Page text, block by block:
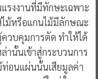
รงงานที่มีทักษะเฉพาะ
ไม้หรือแกนไม้มีลักษณะ
วบคุมการตัด ทำให้ได้
านั้นเข้าสู่กระบวนการ
ท่อนแผ่นนั้นเสียมูลค่า